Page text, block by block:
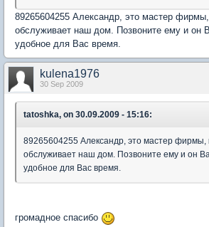
89265604255 Александр, это мастер
обслуживает наш дом. Позвоните ему и он
удобное для Вас время.
kulena1976
30 Sep 2009
tatoshka, on 30.09.2009 - 15:16:
89265604255 Александр, это мастер фирмы,
обслуживает наш дом. Позвоните ему и он
удобное для Вас время.
громадное спасибо